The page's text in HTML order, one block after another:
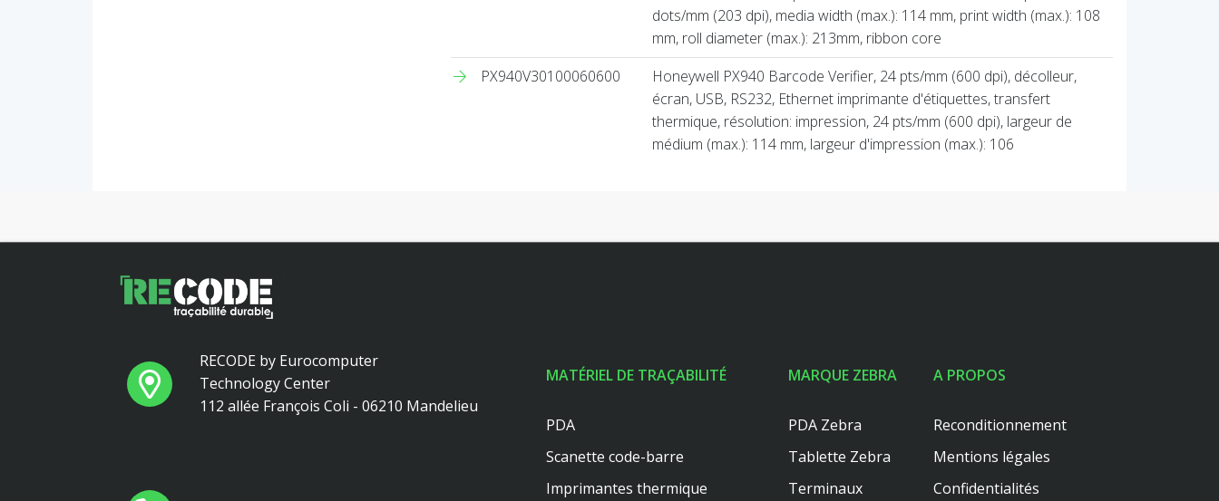
dots/mm (203 dpi), media width (max.): 114 mm, print width (max.): 108
mm, roll diameter (max.): 213mm, ribbon core
PX940V30100060600
Honeywell PX940 Barcode Verifier, 24 pts/mm (600 dpi), décolleur,
écran, USB, RS232, Ethernet imprimante d'étiquettes, transfert
thermique, résolution: impression, 24 pts/mm (600 dpi), largeur de
médium (max.): 114 mm, largeur d'impression (max.): 106
RECODE by Eurocomputer
Technology Center
112 allée François Coli - 06210 Mandelieu
MATÉRIEL DE TRAÇABILITÉ
PDA
Scanette code-barre
Imprimantes thermique
MARQUE ZEBRA
PDA Zebra
Tablette Zebra
Terminaux
A PROPOS
Reconditionnement
Mentions légales
Confidentialités